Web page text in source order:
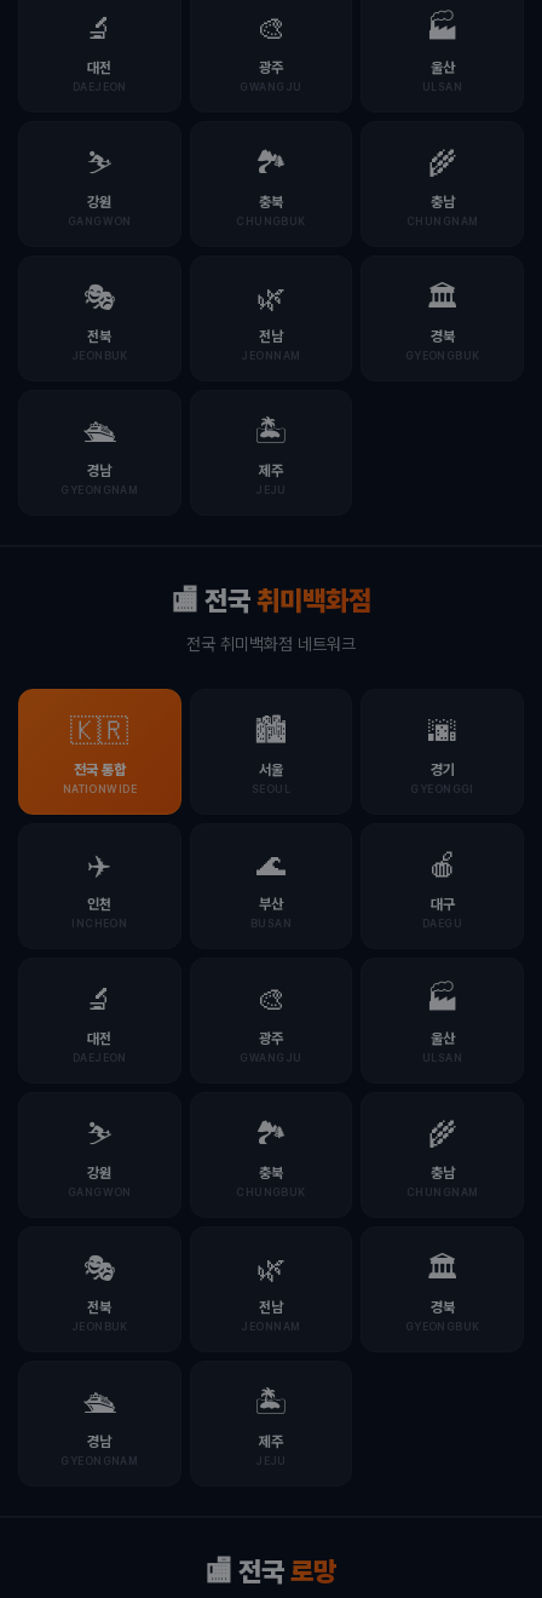
🔬
대전
DAEJEON
🎨
광주
GWANGJU
🏭
울산
ULSAN
⛷️
강원
GANGWON
🏞️
충북
CHUNGBUK
🌾
충남
CHUNGNAM
🎭
전북
JEONBUK
🌿
전남
JEONNAM
🏛️
경북
GYEONGBUK
🛳️
경남
GYEONGNAM
🏝️
제주
JEJU
🏬 전국취미백화점
전국 취미백화점 네트워크
🇰🇷
전국 통합
NATIONWIDE
🏙️
서울
SEOUL
🌆
경기
GYEONGGI
✈️
인천
INCHEON
🌊
부산
BUSAN
🍎
대구
DAEGU
🔬
대전
DAEJEON
🎨
광주
GWANGJU
🏭
울산
ULSAN
⛷️
강원
GANGWON
🏞️
충북
CHUNGBUK
🌾
충남
CHUNGNAM
🎭
전북
JEONBUK
🌿
전남
JEONNAM
🏛️
경북
GYEONGBUK
🛳️
경남
GYEONGNAM
🏝️
제주
JEJU
🏬 전국로망